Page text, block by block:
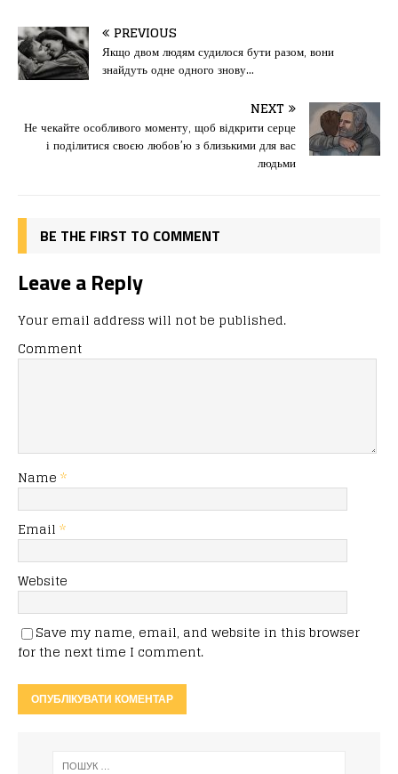
c
e
b
o
o
st
o
d
o
n
ai
l
іл
и
т
ис
я
PREVIOUS
Якщо двом людям судилося бути разом, вони
знайдуть одне одного знову…
NEXT
Не чекайте особливого моменту, щоб відкрити серце
і поділитися своєю любов’ю з близькими для вас
людьми
BE THE FIRST TO COMMENT
Leave a Reply
Your email address will not be published.
Comment
Name *
Email *
Website
Save my name, email, and website in this browser
for the next time I comment.